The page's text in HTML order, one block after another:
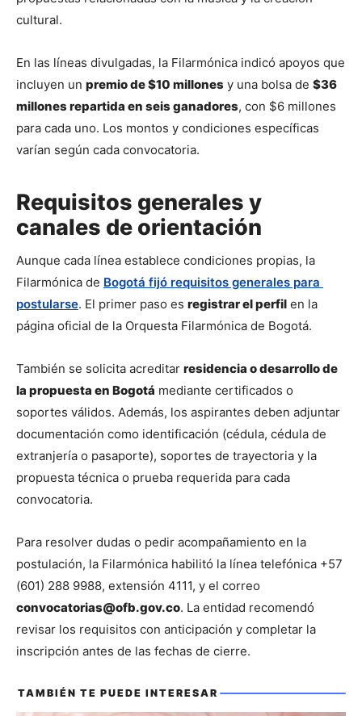
cultural.
En las líneas divulgadas, la Filarmónica indicó apoyos que
incluyen un premio de $10 millones y una bolsa de $36
millones repartida en seis ganadores, con $6 millones
para cada uno. Los montos y condiciones específicas
varían según cada convocatoria.
Requisitos generales y
canales de orientación
Aunque cada línea establece condiciones propias, la
Filarmónica de Bogotá fijó requisitos generales para
postularse. El primer paso es registrar el perfil en la
página oficial de la Orquesta Filarmónica de Bogotá.
También se solicita acreditar residencia o desarrollo de
la propuesta en Bogotá mediante certificados o
soportes válidos. Además, los aspirantes deben adjuntar
documentación como identificación (cédula, cédula de
extranjería o pasaporte), soportes de trayectoria y la
propuesta técnica o prueba requerida para cada
convocatoria.
Para resolver dudas o pedir acompañamiento en la
postulación, la Filarmónica habilitó la línea telefónica +57
convocatorias@ofb.gov.co. La entidad recomendó
revisar los requisitos con anticipación y completar la
inscripción antes de las fechas de cierre.
TAMBIÉN TE PUEDE INTERESAR
También te puede interesar